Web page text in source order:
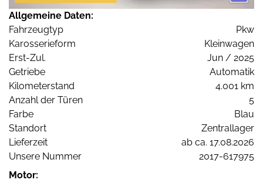
Allgemeine Daten:
Fahrzeugtyp
Pkw
Karosserieform
Kleinwagen
Erst-Zul.
Jun / 2025
Getriebe
Automatik
Kilometerstand
4.001 km
Anzahl der Türen
5
Farbe
Blau
Standort
Zentrallager
Lieferzeit
ab ca. 17.08.2026
Unsere Nummer
2017-617975
Motor: